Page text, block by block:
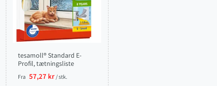
tesamoll® Standard E-
Profil, tætningsliste
Fra 57,27 kr / stk.